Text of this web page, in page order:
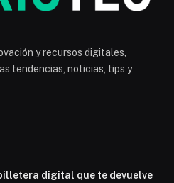
y recursos digitales,
tendencias, noticias, tips y
digital que te devuelve